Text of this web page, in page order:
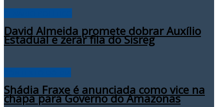
David Almeida promete dobrar Auxílio
Estadual e zerar fila do Sisreg
Shádia Fraxe é anunciada como vice na
chapa para Governo do Amazonas